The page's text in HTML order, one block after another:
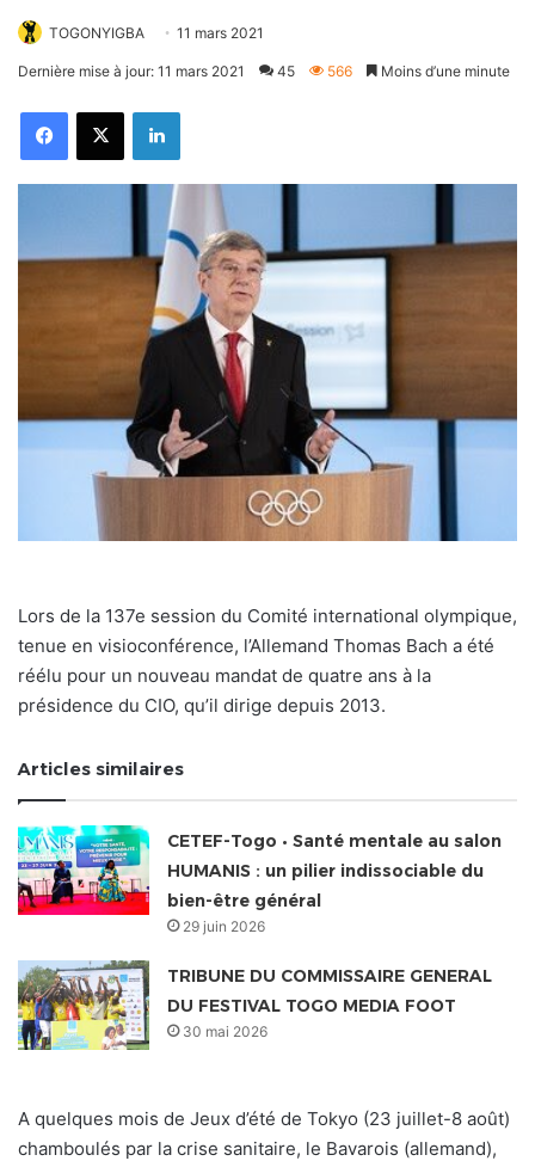
TOGONYIGBA 11 mars 2021
Dernière mise à jour: 11 mars 2021 45 566 Moins d’une minute
FacebookX Linkedin
Lors de la 137e session du Comité international olympique,
tenue en visioconférence, l’Allemand Thomas Bach a été
réélu pour un nouveau mandat de quatre ans à la
présidence du CIO, qu’il dirige depuis 2013.
Articles similaires
CETEF-Togo • Santé mentale au salon
HUMANIS : un pilier indissociable du
bien-être général
29 juin 2026
TRIBUNE DU COMMISSAIRE GENERAL
DU FESTIVAL TOGO MEDIA FOOT
30 mai 2026
A quelques mois de Jeux d’été de Tokyo (23 juillet-8 août)
chamboulés par la crise sanitaire, le Bavarois (allemand),